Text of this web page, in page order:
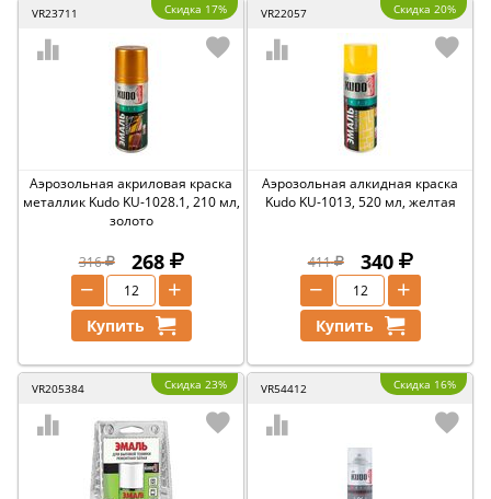
VR23711 Скидка 17%
Аэрозольная акриловая краска
металлик Kudo KU-1028.1, 210 мл,
золото
316 268
+
−
Купить
VR22057 Скидка 20%
Аэрозольная алкидная краска
Kudo KU-1013, 520 мл, желтая
411 340
+
−
Купить
VR205384 Скидка 23% VR54412 Скидка 16%